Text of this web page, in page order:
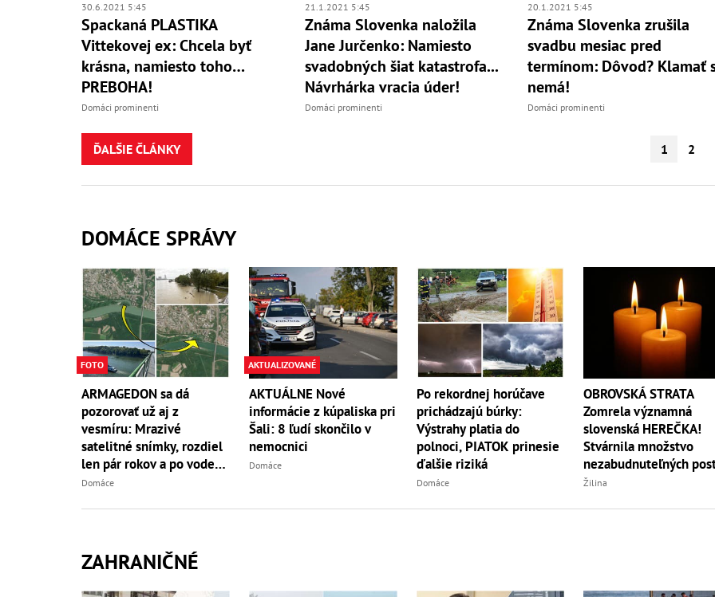
30.6.2021 5:45
Spackaná PLASTIKA
Vittekovej ex: Chcela byť
krásna, namiesto toho…
PREBOHA!
Domáci prominenti
21.1.2021 5:45
Známa Slovenka naložila
Jane Jurčenko: Namiesto
svadobných šiat katastrofa...
Návrhárka vracia úder!
Domáci prominenti
20.1.2021 5:45
Známa Slovenka zrušila
svadbu mesiac pred
termínom: Dôvod? Klamať
nemá!
Domáci prominenti
ĎALŠIE ČLÁNKY 1 2
DOMÁCE SPRÁVY
FOTO
ARMAGEDON sa dá
pozorovať už aj z
vesmíru: Mrazivé
satelitné snímky, rozdiel
len pár rokov a po vode
ani stopy!
Domáce
AKTUALIZOVANÉ
AKTUÁLNE Nové
informácie z kúpaliska pri
Šali: 8 ľudí skončilo v
nemocnici
Domáce
Po rekordnej horúčave
prichádzajú búrky:
Výstrahy platia do
polnoci, PIATOK prinesie
ďalšie riziká
Domáce
OBROVSKÁ STRATA
Zomrela významná
slovenská HEREČKA!
Stvárnila množstvo
nezabudnuteľných
Žilina
ZAHRANIČNÉ